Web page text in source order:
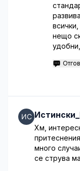
нещо
Хм,
много
се струва